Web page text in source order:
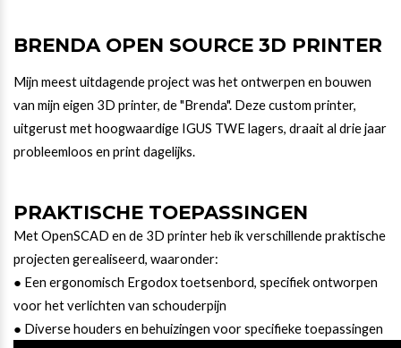
BRENDA OPEN SOURCE 3D PRINTER
Mijn meest uitdagende project was het ontwerpen en bouwen
van mijn eigen 3D printer, de "Brenda". Deze custom printer,
uitgerust met hoogwaardige IGUS TWE lagers, draait al drie jaar
probleemloos en print dagelijks.
PRAKTISCHE TOEPASSINGEN
Met OpenSCAD en de 3D printer heb ik verschillende praktische
projecten gerealiseerd, waaronder:
● Een ergonomisch Ergodox toetsenbord, specifiek ontworpen
voor het verlichten van schouderpijn
● Diverse houders en behuizingen voor specifieke toepassingen